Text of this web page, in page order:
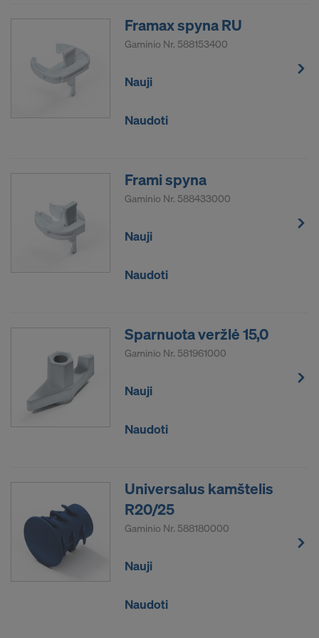
Framax spyna RU
Gaminio Nr. 588153400
Nauji
Naudoti
Frami spyna
Gaminio Nr. 588433000
Nauji
Naudoti
Sparnuota veržlė 15,0
Gaminio Nr. 581961000
Nauji
Naudoti
Universalus kamštelis
R20/25
Gaminio Nr. 588180000
Nauji
Naudoti
AR SUTINKATE NAUDOTI SLAPUKUS
IR PERDUOTI SAVO ASMENINIUS
DUOMENIS JUNGTINĖMS AMERIKOS
VALSTIJOMS?